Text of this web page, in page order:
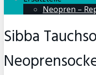
Neopren –
Sibba